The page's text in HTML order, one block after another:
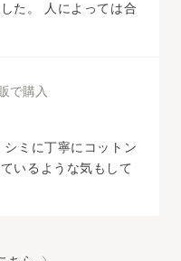
た。 人によっては合
で購入
ミに丁寧にコットン
いるような気もして